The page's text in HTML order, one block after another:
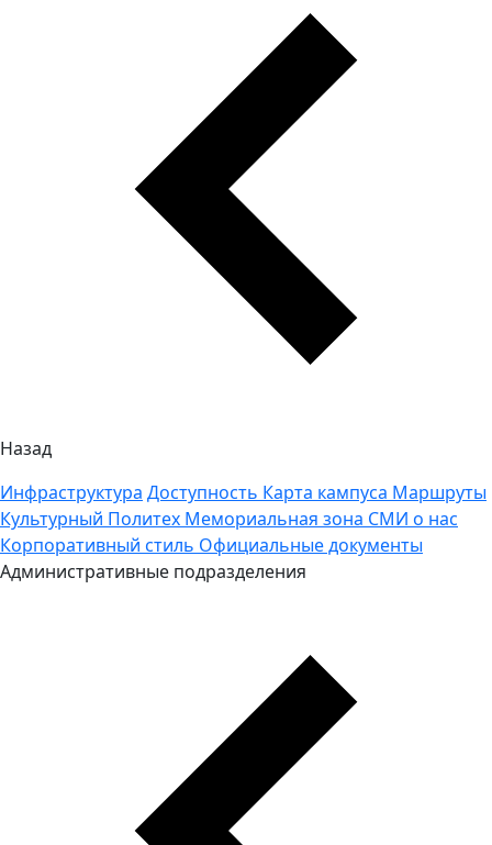
Назад
Инфраструктура Доступность Карта кампуса Маршруты
Культурный Политех Мемориальная зона СМИ о нас
Корпоративный стиль Официальные документы
Административные подразделения